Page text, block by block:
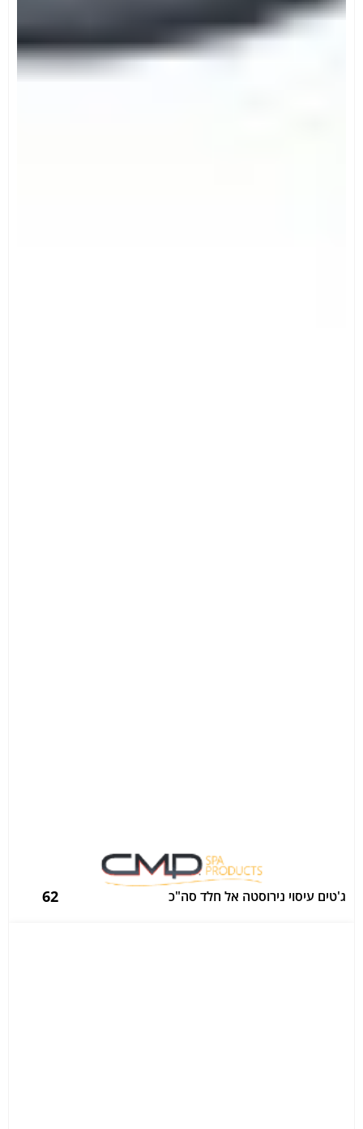
ג'טים עיסוי נירוסטה אל חלד סה"כ 62